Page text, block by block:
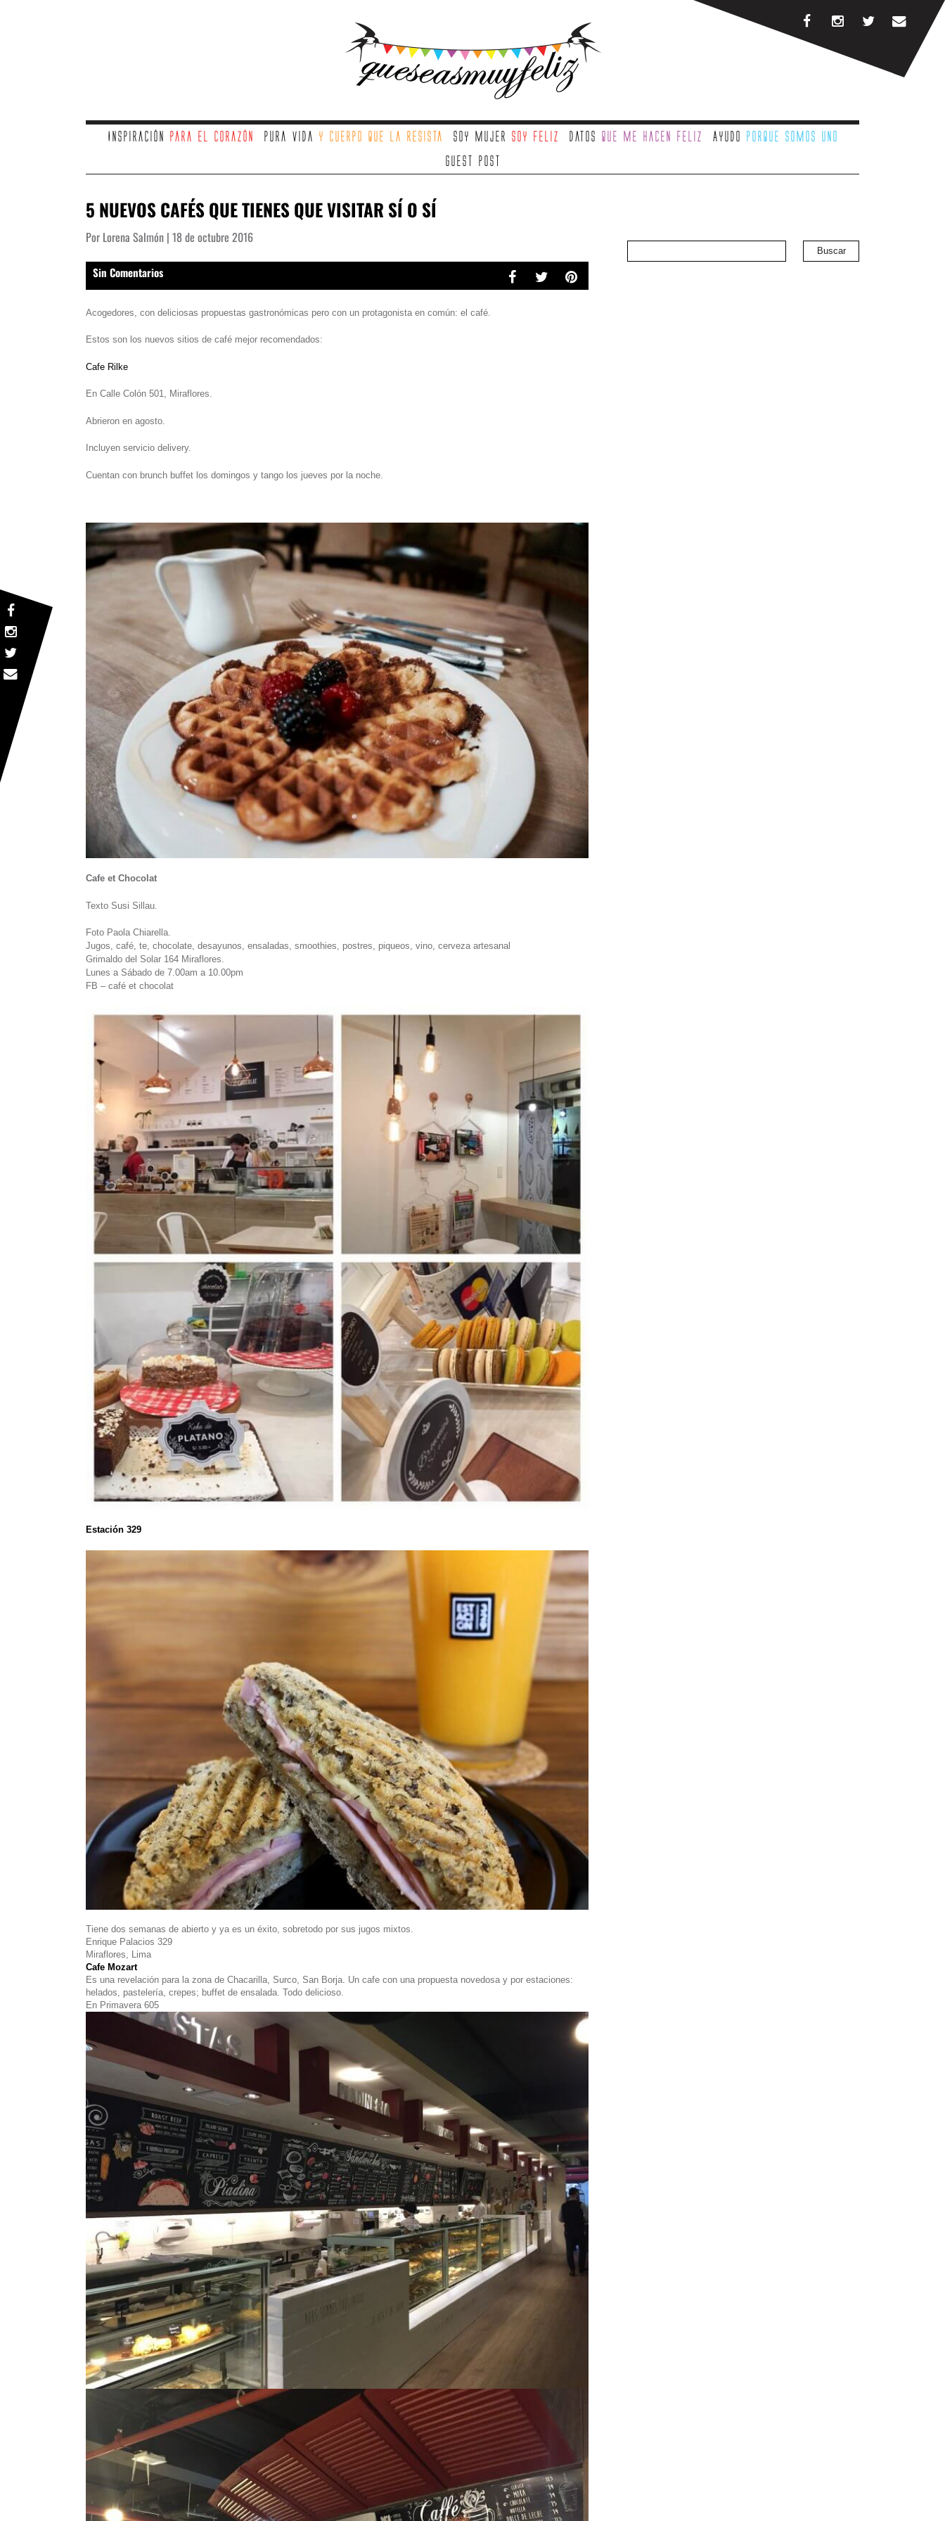
Inspiración para el corazón Pura vida y cuerpo que la resista Soy mujer soy feliz Datos que me hacen feliz Ayudo porque somos uno
Guest Post
5 NUEVOS CAFÉS QUE TIENES QUE VISITAR SÍ O SÍ
Por Lorena Salmón | 18 de octubre 2016
Sin Comentarios
Acogedores, con deliciosas propuestas gastronómicas pero con un protagonista en común: el café.
Estos son los nuevos sitios de café mejor recomendados:
Cafe Rilke
En Calle Colón 501, Miraflores.
Abrieron en agosto.
Incluyen servicio delivery.
Cuentan con brunch buffet los domingos y tango los jueves por la noche.
Cafe et Chocolat
Texto Susi Sillau.
Foto Paola Chiarella.
Jugos, café, te, chocolate, desayunos, ensaladas, smoothies, postres, piqueos, vino, cerveza artesanal
Grimaldo del Solar 164 Miraflores.
Lunes a Sábado de 7.00am a 10.00pm
FB – café et chocolat
Estación 329
Tiene dos semanas de abierto y ya es un éxito, sobretodo por sus jugos mixtos.
Enrique Palacios 329
Miraflores, Lima
Cafe Mozart
Es una revelación para la zona de Chacarilla, Surco, San Borja. Un cafe con una propuesta novedosa y por estaciones:
helados, pastelería, crepes; buffet de ensalada. Todo delicioso.
En Primavera 605
Buscar